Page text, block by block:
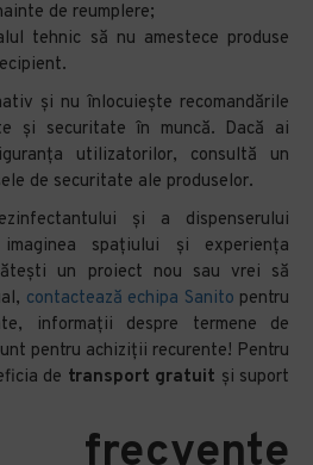
de reumplere;
tehnic să nu amestece produse
și nu înlocuiește recomandările
și securitate în muncă. Dacă ai
utilizatorilor, consultă un
de securitate ale produselor.
și a dispenserului
spațiului și experiența
un proiect nou sau vrei să
contactează echipa Sanito pentru
informații despre termene de
pentru achiziții recurente! Pentru
de transport gratuit și suport